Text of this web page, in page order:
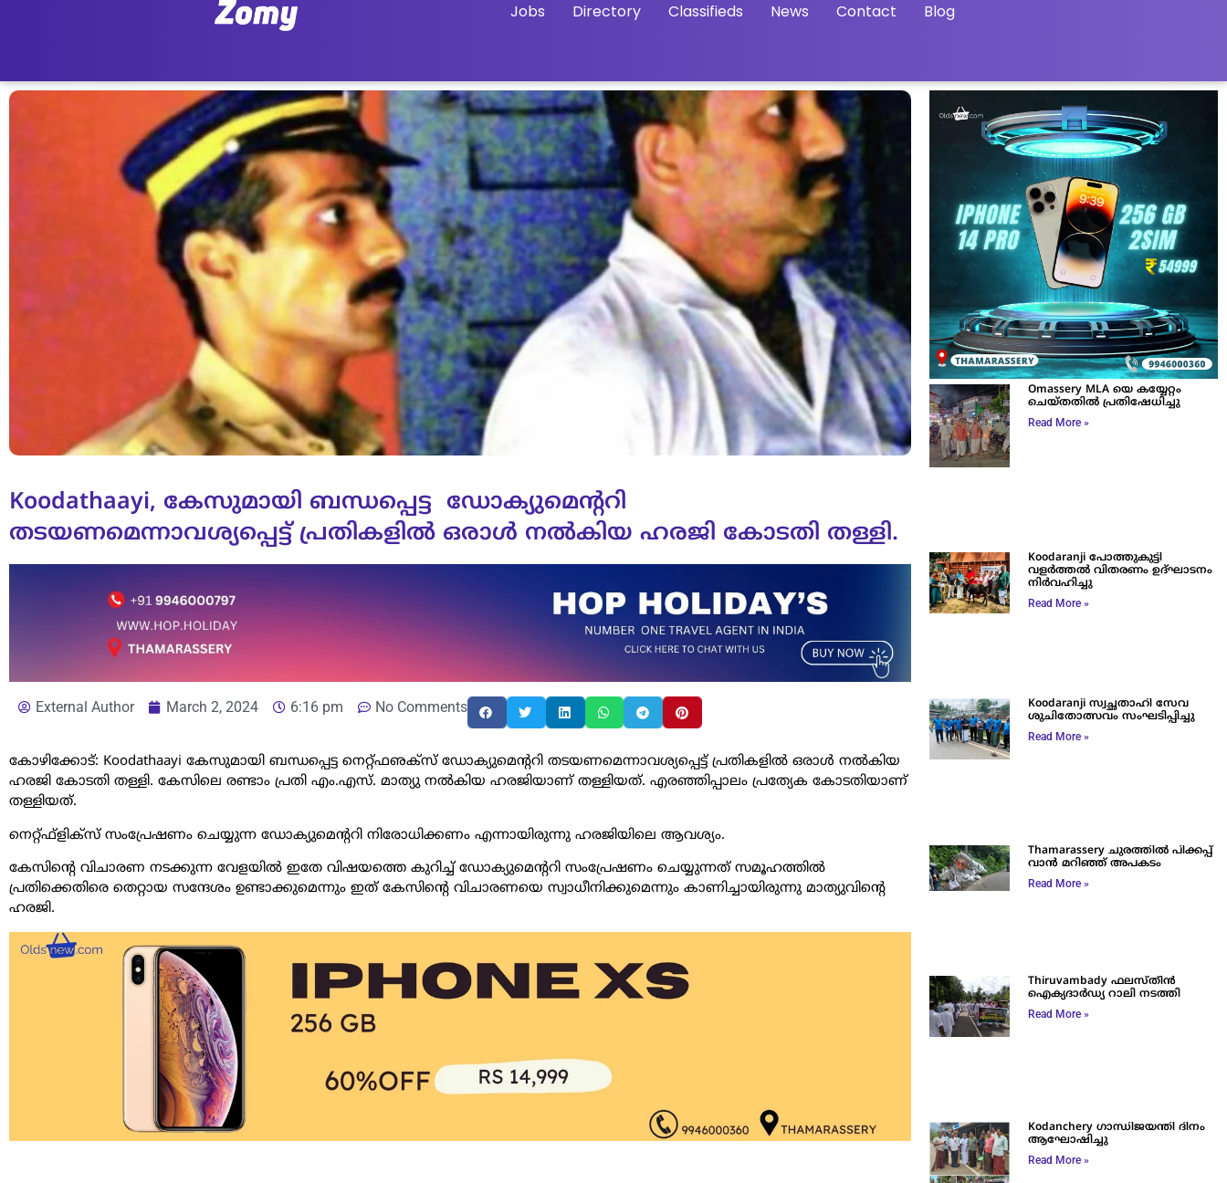
Jobs Directory Classifieds News Contact Blog
Koodathaayi, കേസുമായി ബന്ധപ്പെട്ട ‌ ഡോക്യുമെന്ററി
തടയണമെന്നാവശ്യപ്പെട്ട് പ്രതികളില്‍ ഒരാള്‍ നല്‍കിയ ഹരജി കോടതി തള്ളി.
External Author March 2, 2024 6:16 pm No Comments
കോഴിക്കോട്: Koodathaayi കേസുമായി ബന്ധപ്പെട്ട നെറ്റ്ഫഌക്‌സ് ഡോക്യുമെന്ററി തടയണമെന്നാവശ്യപ്പെട്ട് പ്രതികളില്‍ ഒരാള്‍ നല്‍കിയ
ഹരജി കോടതി തള്ളി. കേസിലെ രണ്ടാം പ്രതി എം.എസ്. മാത്യു നല്‍കിയ ഹരജിയാണ് തള്ളിയത്. എരഞ്ഞിപ്പാലം പ്രത്യേക കോടതിയാണ്
തള്ളിയത്.
നെറ്റ്ഫ്‌ളിക്‌സ് സംപ്രേഷണം ചെയ്യുന്ന ഡോക്യുമെന്ററി നിരോധിക്കണം എന്നായിരുന്നു ഹരജിയിലെ ആവശ്യം.
കേസിന്റെ വിചാരണ നടക്കുന്ന വേളയില്‍ ഇതേ വിഷയത്തെ കുറിച്ച് ഡോക്യുമെന്ററി സംപ്രേഷണം ചെയ്യുന്നത് സമൂഹത്തില്‍
പ്രതിക്കെതിരെ തെറ്റായ സന്ദേശം ഉണ്ടാക്കുമെന്നും ഇത് കേസിന്റെ വിചാരണയെ സ്വാധീനിക്കുമെന്നും കാണിച്ചായിരുന്നു മാത്യുവിന്റെ
ഹരജി.
Omassery MLA യെ കയ്യേറ്റം
ചെയ്തതിൽ പ്രതിഷേധിച്ചു
Read More »
Koodaranji പോത്തുകുട്ടി
വളർത്തൽ വിതരണം ഉദ്ഘാടനം
നിർവഹിച്ചു
Read More »
Koodaranji സ്വച്ഛതാഹി സേവ
ശുചിതോത്സവം സംഘടിപ്പിച്ചു
Read More »
Thamarassery ചുരത്തിൽ പിക്കപ്പ്
വാൻ മറിഞ്ഞ് അപകടം
Read More »
Thiruvambady ഫലസ്തീൻ
ഐക്യദാർഡ്യ റാലി നടത്തി
Read More »
Kodanchery ഗാന്ധിജയന്തി ദിനം
ആഘോഷിച്ചു
Read More »